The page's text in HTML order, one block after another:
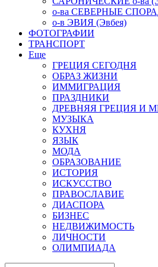
о-ва СЕВЕРНЫЕ
о-в ЭВИЯ (Эвбея)
ФОТОГРАФИИ
ТРАНСПОРТ
Еще
ГРЕЦИЯ СЕГОДНЯ
ОБРАЗ ЖИЗНИ
ИММИГРАЦИЯ
ПРАЗДНИКИ
ДРЕВНЯЯ ГРЕЦИЯ И
МУЗЫКА
КУХНЯ
ЯЗЫК
МОДА
ОБРАЗОВАНИЕ
ИСТОРИЯ
ИСКУССТВО
ПРАВОСЛАВИЕ
ДИАСПОРА
БИЗНЕС
НЕДВИЖИМОСТЬ
ЛИЧНОСТИ
ОЛИМПИАДА